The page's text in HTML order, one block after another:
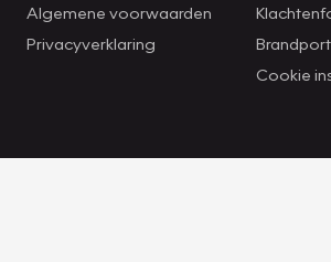
Algemene voorwaarden
Privacyverklaring
Cookie